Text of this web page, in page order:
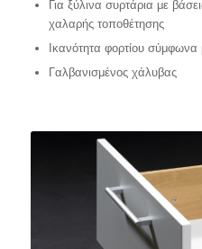
Για ξύλινα συρτάρια με
χαλαρής τοποθέτησης
Ικανότητα φορτίου
Γαλβανισμένος χάλυβας